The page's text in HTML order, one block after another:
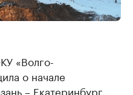
«Волго-
о начале
– Екатеринбург,